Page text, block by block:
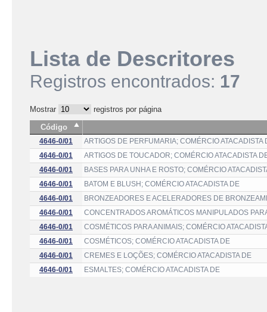
Lista de Descritores
Registros encontrados: 17
Mostrar
registros por página
Código
4646-0/01
ARTIGOS DE PERFUMARIA; COMÉRCIO ATACADISTA
4646-0/01
ARTIGOS DE TOUCADOR; COMÉRCIO ATACADISTA
4646-0/01
BASES PARA UNHA E ROSTO; COMÉRCIO
4646-0/01
BATOM E BLUSH; COMÉRCIO ATACADISTA DE
4646-0/01
BRONZEADORES E ACELERADORES DE
4646-0/01
CONCENTRADOS AROMÁTICOS MANIPULADOS
4646-0/01
COSMÉTICOS PARA ANIMAIS; COMÉRCIO
4646-0/01
COSMÉTICOS; COMÉRCIO ATACADISTA DE
4646-0/01
CREMES E LOÇÕES; COMÉRCIO ATACADISTA DE
4646-0/01
ESMALTES; COMÉRCIO ATACADISTA DE